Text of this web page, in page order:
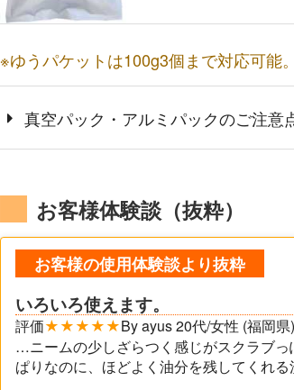
※ゆうパケットは100g3個まで対応可能
真空パック・アルミパックのご注意
お客様体験談（抜粋）
お客様の使用体験談より抜粋
いろいろ使えます。
評価★★★★★By ayus 20代/女性 (福岡県)
…ニームの少しざらつく感じがスクラブ
ぱりなのに、ほどよく油分を残してくれ